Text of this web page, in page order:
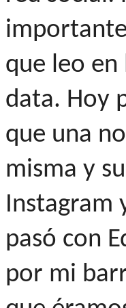
que leo en
data. Hoy
que una
misma y
Instagram
pasó con
por mi